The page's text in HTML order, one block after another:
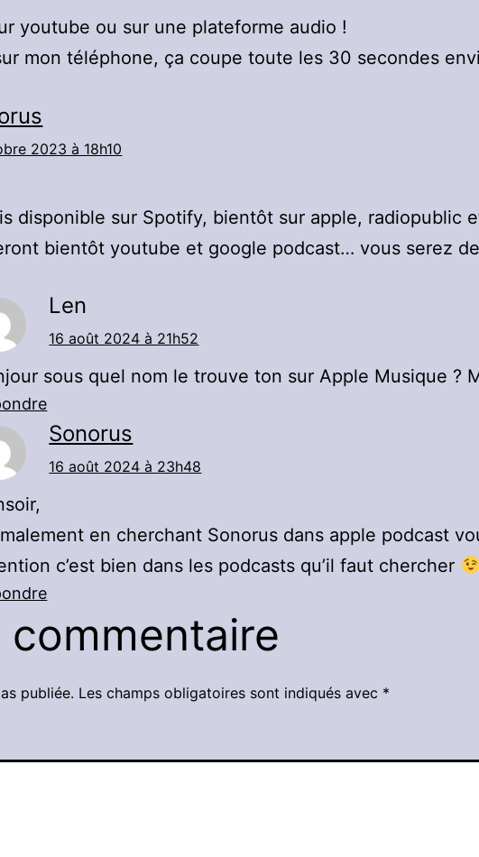
youtube ou sur une plateforme audio !
mon téléphone, ça coupe toute les 30 secondes
2023 à 18h10
disponible sur Spotify, bientôt sur apple, radiopublic
bientôt youtube et google podcast… vous serez
Len
16 août 2024 à 21h52
sous quel nom le trouve ton sur Apple Musique ?
Sonorus
16 août 2024 à 23h48
en cherchant Sonorus dans apple podcast
c’est bien dans les podcasts qu’il faut chercher
commentaire
publiée. Les champs obligatoires sont indiqués avec *